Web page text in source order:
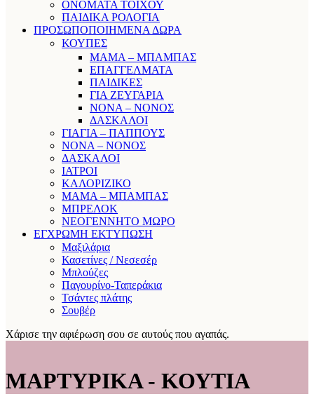
ΟΝΟΜΑΤΑ ΤΟΙΧΟΥ
ΠΑΙΔΙΚΑ ΡΟΛΟΓΙΑ
ΠΡΟΣΩΠΟΠΟΙΗΜΕΝΑ ΔΩΡΑ
ΚΟΥΠΕΣ
ΜΑΜΑ – ΜΠΑΜΠΑΣ
ΕΠΑΓΓΕΛΜΑΤΑ
ΠΑΙΔΙΚΕΣ
ΓΙΑ ΖΕΥΓΑΡΙΑ
ΝΟΝΑ – ΝΟΝΟΣ
ΔΑΣΚΑΛΟΙ
ΓΙΑΓΙΑ – ΠΑΠΠΟΥΣ
ΝΟΝΑ – ΝΟΝΟΣ
ΔΑΣΚΑΛΟΙ
ΙΑΤΡΟΙ
ΚΑΛΟΡΙΖΙΚΟ
ΜΑΜΑ – ΜΠΑΜΠΑΣ
ΜΠΡΕΛΟΚ
ΝΕΟΓΕΝΝΗΤΟ ΜΩΡΟ
ΕΓΧΡΩΜΗ ΕΚΤΥΠΩΣΗ
Μαξιλάρια
Κασετίνες / Νεσεσέρ
Μπλούζες
Παγουρίνο-Ταπεράκια
Τσάντες πλάτης
Σουβέρ
Χάρισε την αφιέρωση σου σε αυτούς που αγαπάς.
ΜΑΡΤΥΡΙΚΑ - ΚΟΥΤΙΑ